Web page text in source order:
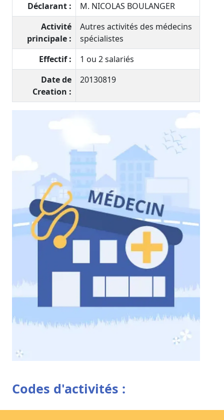
Déclarant :
M. NICOLAS BOULANGER
Activité
principale :
Autres activités des médecins
spécialistes
Effectif :
1 ou 2 salariés
Date de
Creation :
20130819
Codes d'activités :